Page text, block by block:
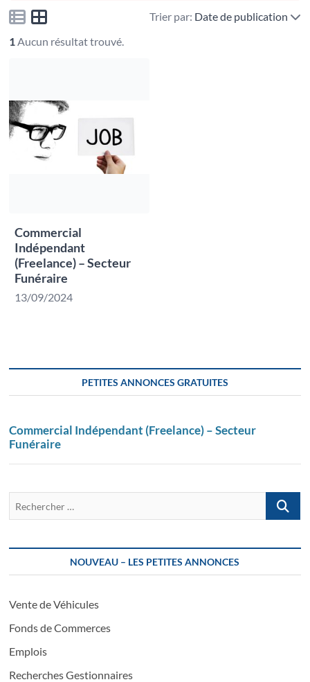
Trier par: Date de publication
1Aucun résultat trouvé.
Commercial
Indépendant
(Freelance) – Secteur
Funéraire
13/09/2024
PETITES ANNONCES GRATUITES
Commercial Indépendant (Freelance) – Secteur
Funéraire
…
NOUVEAU – LES PETITES ANNONCES
Vente de Véhicules
Fonds de Commerces
Emplois
Recherches Gestionnaires